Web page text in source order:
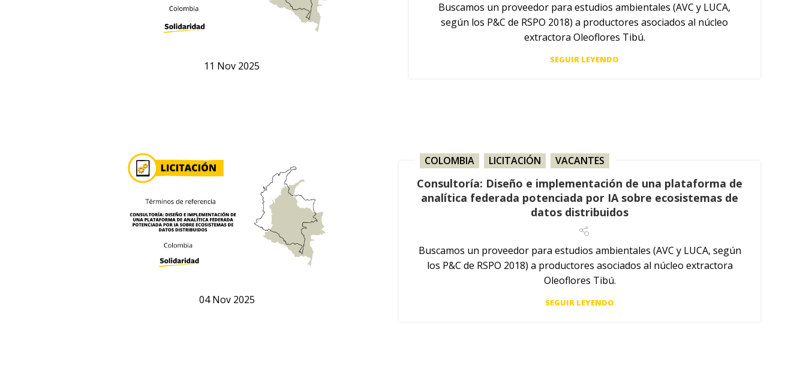
11 Nov 2025
Buscamos un proveedor para estudios ambientales (AVC y LUCA,
según los P&C de RSPO 2018) a productores asociados al núcleo
extractora Oleoflores Tibú.
SEGUIR LEYENDO
04Nov 2025
COLOMBIA LICITACIÓN VACANTES
Consultoría: Diseño e implementación de una plataforma de
analítica federada potenciada por IA sobre ecosistemas de
datos distribuidos
Buscamos un proveedor para estudios ambientales (AVC y LUCA, según
los P&C de RSPO 2018) a productores asociados al núcleo extractora
Oleoflores Tibú.
SEGUIR LEYENDO